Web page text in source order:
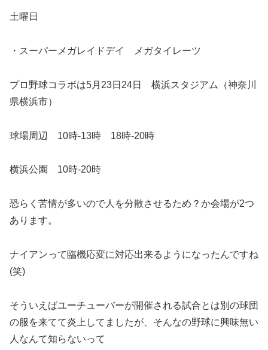
土曜日
・スーパーメガレイドデイ メガタイレーツ
プロ野球コラボは5月23日24日 横浜スタジアム（神奈川
県横浜市）
球場周辺 10時-13時 18時-20時
横浜公園 10時-20時
恐らく苦情が多いので人を分散させるため？か会場が2つ
あります。
ナイアンって臨機応変に対応出来るようになったんですね
(笑)
そういえばユーチューバーが開催される試合とは別の球団
の服を来てて炎上してましたが、そんなの野球に興味無い
人なんて知らないって